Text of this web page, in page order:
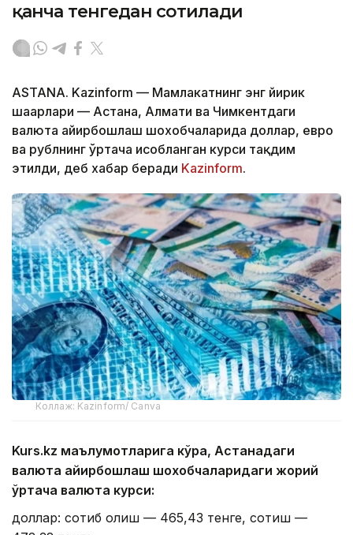
қанча тенгедан сотилади
ASTANA. Kazinform — Мамлакатнинг энг йирик
шаҳарлари — Астана, Алмати ва Чимкентдаги
валюта айирбошлаш шохобчаларида доллар, евро
ва рублнинг ўртача ҳисобланган курси тақдим
этилди, деб хабар беради Kazinform.
Коллаж: Kazinform/ Canva
Kurs.kz маълумотларига кўра, Астанадаги
валюта айирбошлаш шохобчаларидаги жорий
ўртача валюта курси:
доллар: сотиб олиш — 465,43 тенге, сотиш —